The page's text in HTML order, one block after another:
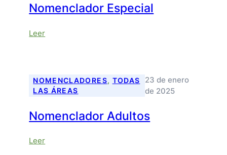
Nomenclador Especial
Leer:
NOMENCLADORES, TODAS
LAS ÁREAS
23 de enero
de 2025
Nomenclador Adultos
Leer: